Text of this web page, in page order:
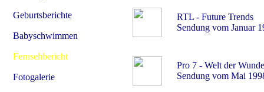
Geburtsberichte
Babyschwimmen
Fernsehbericht
Fotogalerie
RTL - Future Trends
Sendung vom Januar
Pro 7 - Welt der
Sendung vom Mai